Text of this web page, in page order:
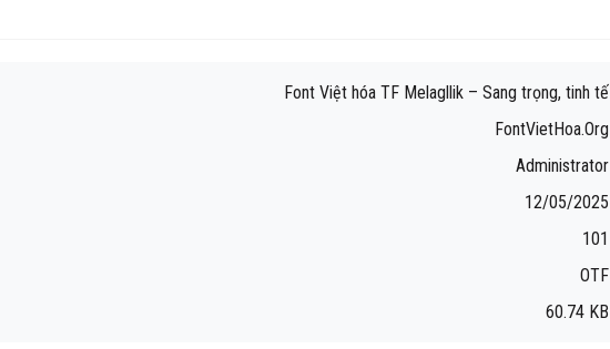
Font Việt hóa TF Melagllik – Sang trọng, tinh tế
FontVietHoa.Org
Administrator
12/05/2025
101
OTF
60.74 KB